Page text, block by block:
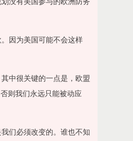
因为美国可能不会这样
中很关键的一点是，欧盟
则我们永远只能被动应
们必须改变的。谁也不知